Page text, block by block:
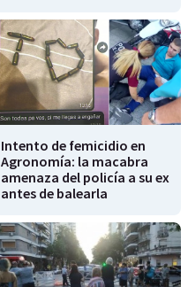
Intento de femicidio en
Agronomía: la macabra
amenaza del policía a su ex
antes de balearla